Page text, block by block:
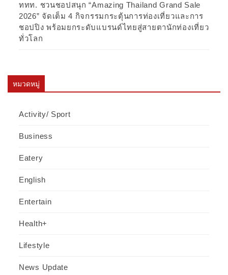
ททท. ชวนชอปสนุก “Amazing Thailand Grand Sale
2026” จัดเต็ม 4 กิจกรรมกระตุ้นการท่องเที่ยวและการ
ชอปปิง พร้อมยกระดับแบรนด์ไทยสู่สายตานักท่องเที่ยว
ทั่วโลก
หมวดหมู่
Activity/ Sport
Business
Eatery
English
Entertain
Health+
Lifestyle
News Update